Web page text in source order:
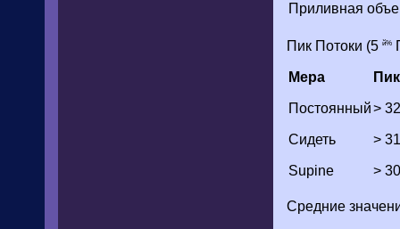
Приливная
Пик Потоки (5 й%
Мера
Постоянный>
Сидеть >
Supine >
Средние